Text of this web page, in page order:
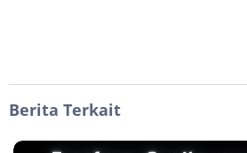
Berita Terkait